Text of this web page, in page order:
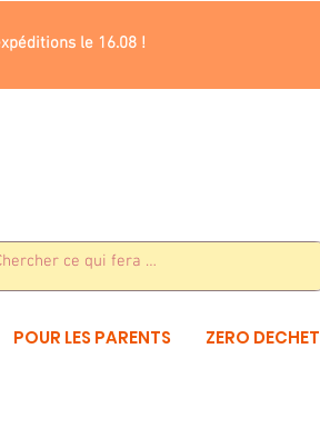
le 16.08 !
POUR LES PARENTS ZERO DECHET